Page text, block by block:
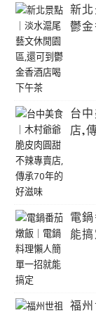
新
鬱
台
店,
電
能
福